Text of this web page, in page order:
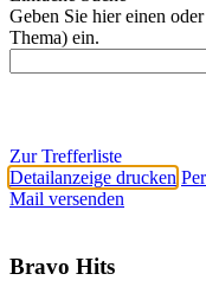
Geben Sie hier einen
Thema) ein.
Zur Trefferliste
Detailanzeige drucken
Mail versenden
Bravo Hits